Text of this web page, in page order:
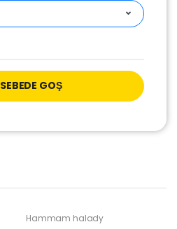
SEBEDE GOŞ
Hammam halady